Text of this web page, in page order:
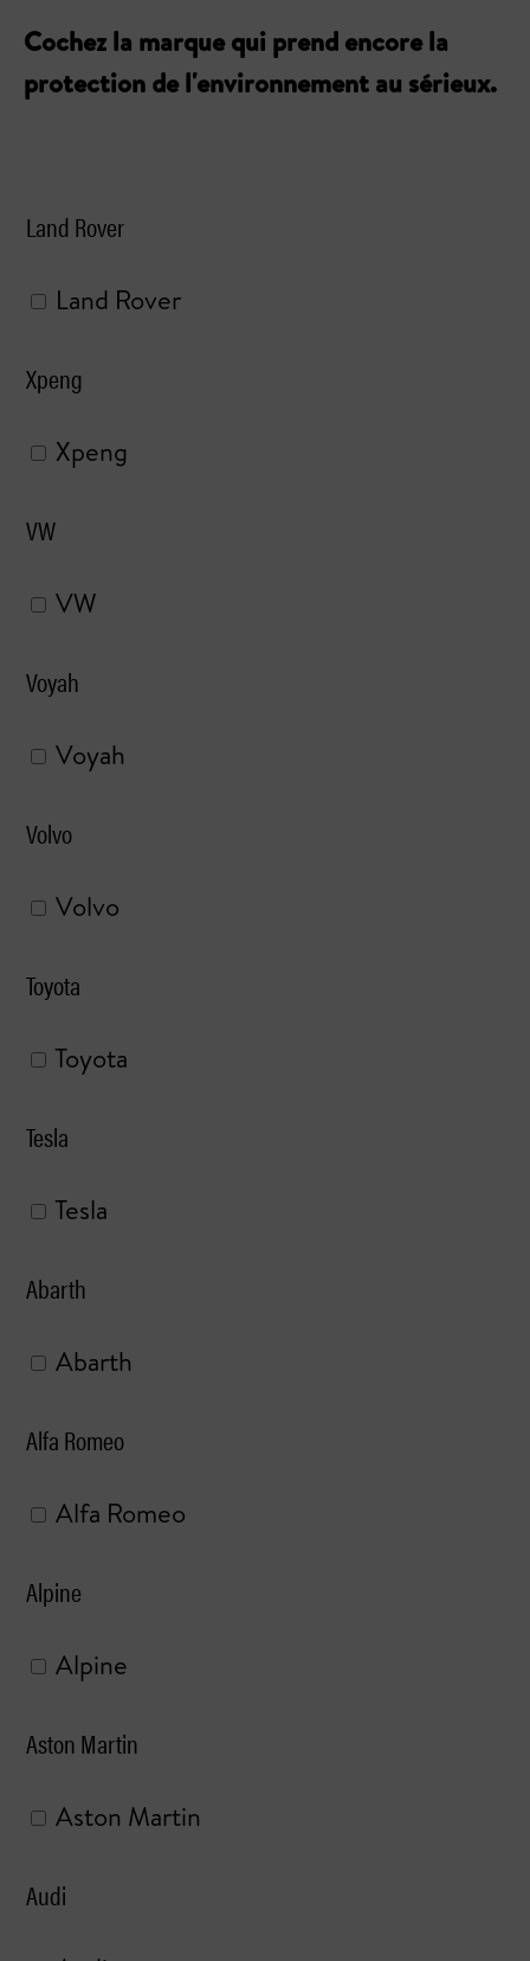
Cochez la marque qui prend encore la
protection de l'environnement au sérieux.
Land Rover
Land Rover
Xpeng
Xpeng
VW
VW
Voyah
Voyah
Volvo
Volvo
Toyota
Toyota
Tesla
Tesla
Abarth
Abarth
Alfa Romeo
Alfa Romeo
Alpine
Alpine
Aston Martin
Aston Martin
Audi